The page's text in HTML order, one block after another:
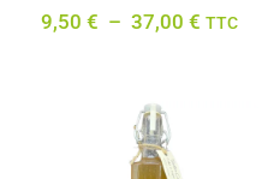
9,50 € – 37,00 €Plage
TTC